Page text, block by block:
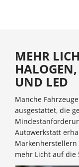
MEHR
UND LED
Manche
ausgestattet, die
Autowerkstatt
Markenherstellern
mehr Licht auf die